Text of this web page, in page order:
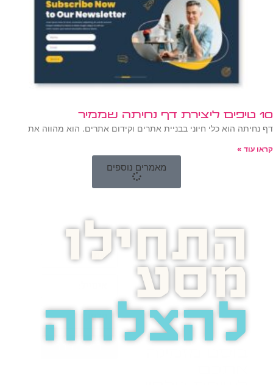
10 טיפים ליצירת דף נחיתה שממיר
דף נחיתה הוא כלי חיוני בבניית אתרים וקידום אתרים. הוא מהווה את
קראו עוד »
מאמרים נוספים
התחילו
מסע
להצלחה
בואו נדבר